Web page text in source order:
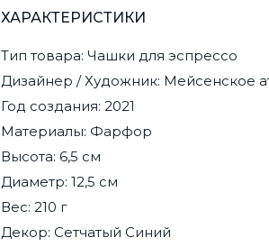
ХАРАКТЕРИСТИКИ
Тип товара: Чашки для эспрессо
Дизайнер / Художник: Мейсенское
Год создания: 2021
Материалы: Фарфор
Высота: 6,5 см
Диаметр: 12,5 см
Вес: 210 г
Декор: Сетчатый Синий